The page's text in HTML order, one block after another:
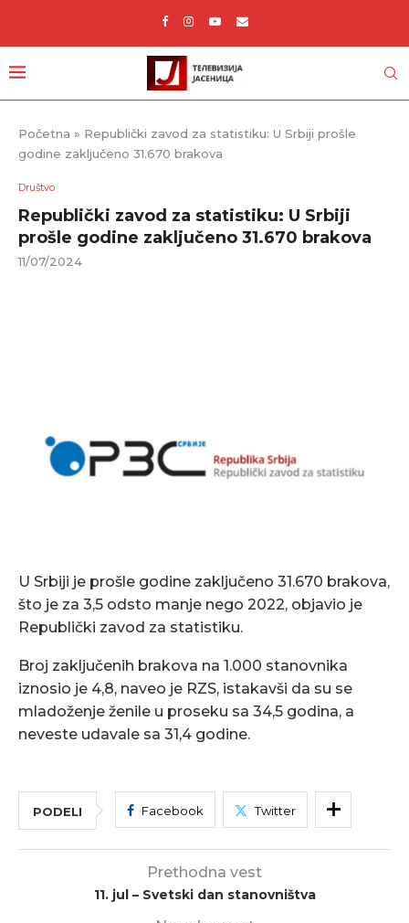
Početna » Republički zavod za statistiku: U Srbiji prošle
godine zaključeno 31.670 brakova
Društvo
Republički zavod za statistiku: U Srbiji
prošle godine zaključeno 31.670 brakova
11/07/2024
U Srbiji je prošle godine zaključeno 31.670 brakova,
što je za 3,5 odsto manje nego 2022, objavio je
Republički zavod za statistiku.
Broj zaključenih brakova na 1.000 stanovnika
iznosio je 4,8, naveo je RZS, istakavši da su se
mladoženje ženile u proseku sa 34,5 godina, a
neveste udavale sa 31,4 godine.
PODELI Facebook Twitter
Prethodna vest
11. jul – Svetski dan stanovništva